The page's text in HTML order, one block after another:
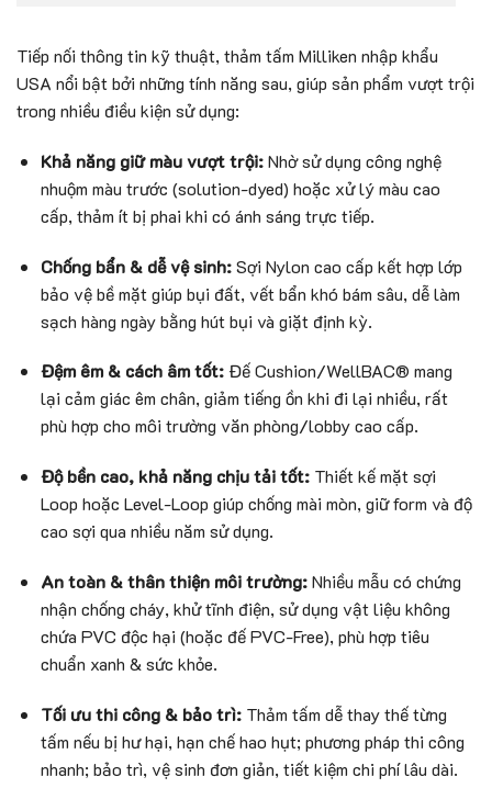
Tiếp nối thông tin kỹ thuật, thảm tấm Milliken nhập khẩu
USA nổi bật bởi những tính năng sau, giúp sản phẩm vượt trội
trong nhiều điều kiện sử dụng:
Khả năng giữ màu vượt trội:Nhờ sử dụng công nghệ
nhuộm màu trước (solution-dyed) hoặc xử lý màu cao
cấp, thảm ít bị phai khi có ánh sáng trực tiếp.
Chống bẩn & dễ vệ sinh:Sợi Nylon cao cấp kết hợp lớp
bảo vệ bề mặt giúp bụi đất, vết bẩn khó bám sâu, dễ làm
sạch hàng ngày bằng hút bụi và giặt định kỳ.
Đệm êm & cách âm tốt: Đế Cushion/WellBAC® mang
lại cảm giác êm chân, giảm tiếng ồn khi đi lại nhiều, rất
phù hợp cho môi trường văn phòng/lobby cao cấp.
Độ bền cao, khả năng chịu tải tốt: Thiết kế mặt sợi
Loop hoặc Level-Loop giúp chống mài mòn, giữ form và độ
cao sợi qua nhiều năm sử dụng.
An toàn & thân thiện môi trường:Nhiều mẫu có chứng
nhận chống cháy, khử tĩnh điện, sử dụng vật liệu không
chứa PVC độc hại (hoặc đế PVC-Free), phù hợp tiêu
chuẩn xanh & sức khỏe.
Tối ưu thi công & bảo trì: Thảm tấm dễ thay thế từng
tấm nếu bị hư hại, hạn chế hao hụt; phương pháp thi công
nhanh; bảo trì, vệ sinh đơn giản, tiết kiệm chi phí lâu dài.